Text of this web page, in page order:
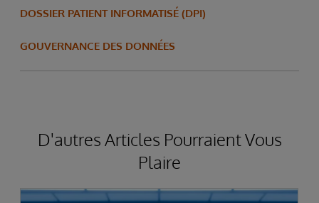
DOSSIER PATIENT INFORMATISÉ (DPI)
GOUVERNANCE DES DONNÉES
D'autres Articles Pourraient Vous
Plaire